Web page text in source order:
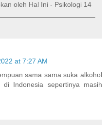
oleh Hal Ini - Psikologi 14
at 7:27 AM
sama sama suka alkohol
Indonesia sepertinya masih